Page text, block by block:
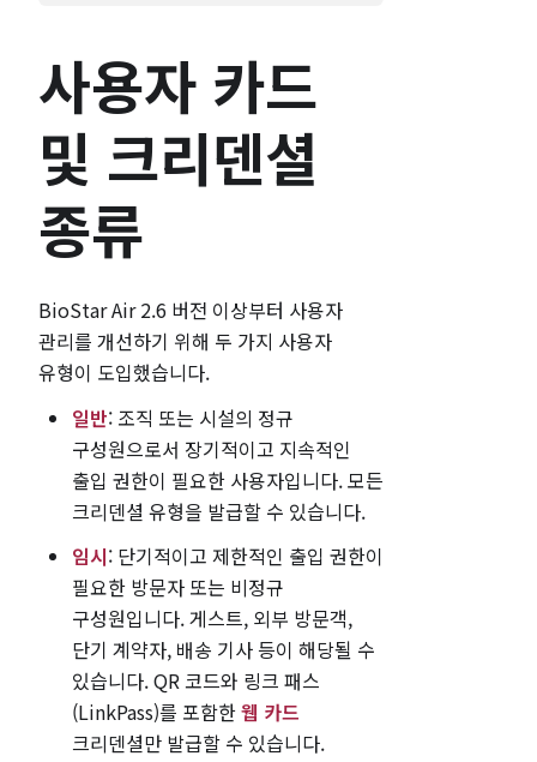
사용자 카드
및 크리덴셜
종류
BioStar Air 2.6 버전 이상부터 사용자
관리를 개선하기 위해 두 가지 사용자
유형이 도입했습니다.
일반: 조직 또는 시설의 정규
구성원으로서 장기적이고 지속적인
출입 권한이 필요한 사용자입니다. 모든
크리덴셜 유형을 발급할 수 있습니다.
임시: 단기적이고 제한적인 출입 권한이
필요한 방문자 또는 비정규
구성원입니다. 게스트, 외부 방문객,
단기 계약자, 배송 기사 등이 해당될 수
있습니다. QR 코드와 링크 패스
(LinkPass)를 포함한웹 카드
크리덴셜만 발급할 수 있습니다.